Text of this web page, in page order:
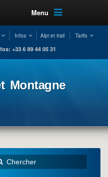
Menu
Infos Alpi et trail Tarifs
+33 6 89 44 05 31
Montagne